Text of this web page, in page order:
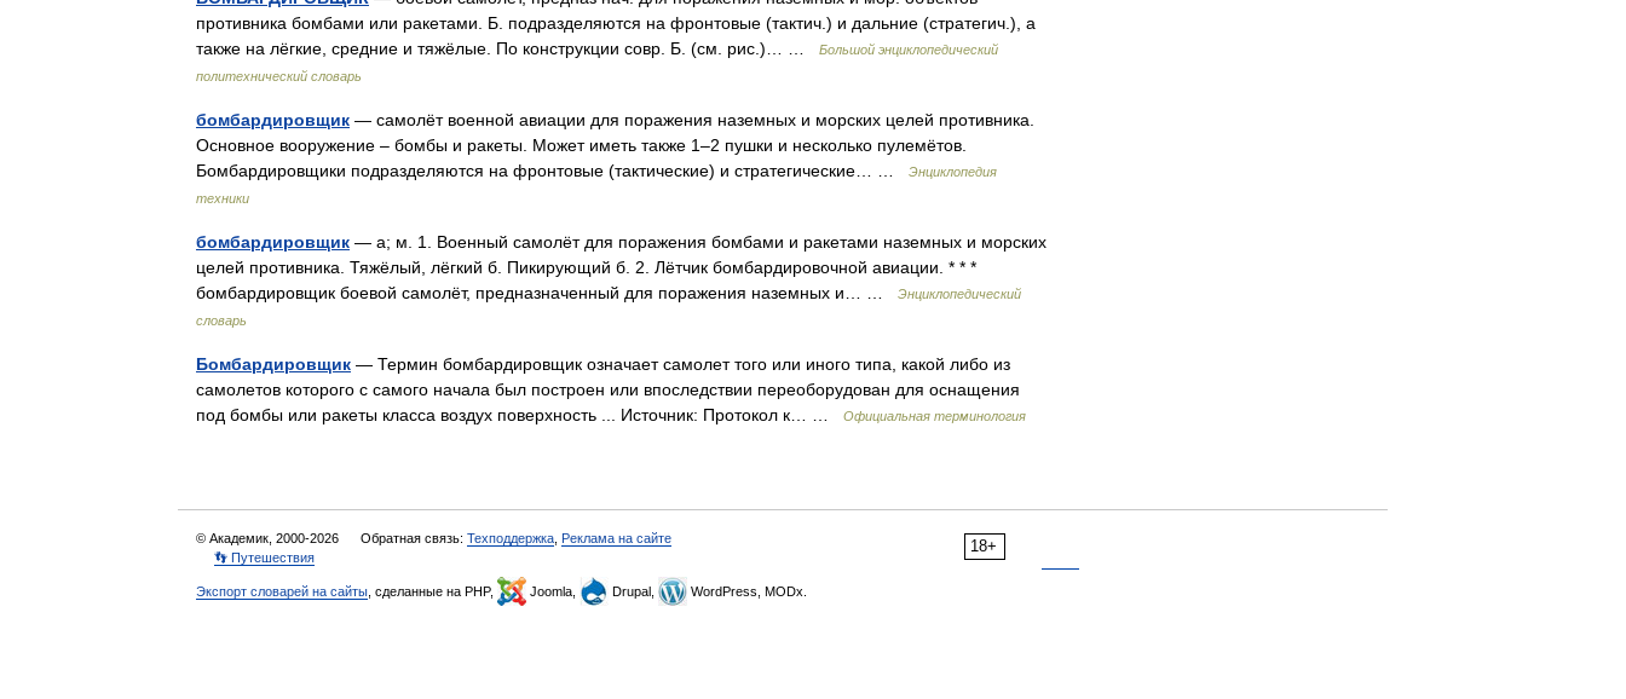
противника бомбами или ракетами. Б. подразделяются на фронтовые (тактич.) и дальние (стратегич.), а
также на лёгкие, средние и тяжёлые. По конструкции совр. Б. (см. рис.)… …
Большой энциклопедический
политехнический словарь
бомбардировщик — самолёт военной авиации для поражения наземных и морских целей противника.
Основное вооружение – бомбы и ракеты. Может иметь также 1–2 пушки и несколько пулемётов.
Бомбардировщики подразделяются на фронтовые (тактические) и стратегические… …
Энциклопедия
техники
бомбардировщик — а; м. 1. Военный самолёт для поражения бомбами и ракетами наземных и морских
целей противника. Тяжёлый, лёгкий б. Пикирующий б. 2. Лётчик бомбардировочной авиации. * * *
бомбардировщик боевой самолёт, предназначенный для поражения наземных и… …
Энциклопедический
словарь
Бомбардировщик — Термин бомбардировщик означает самолет того или иного типа, какой либо из
самолетов которого с самого начала был построен или впоследствии переоборудован для оснащения
под бомбы или ракеты класса воздух поверхность ... Источник: Протокол к… …
Официальная терминология
18+
© Академик, 2000-2026 Обратная связь: Техподдержка Реклама на сайте
👣 Путешествия
Экспорт словарей на сайты , сделанные на PHP, Joomla, Drupal, WordPress, MODx.